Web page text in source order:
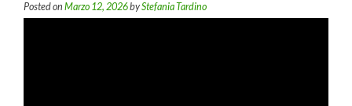
Posted on Marzo 12, 2026byStefania Tardino